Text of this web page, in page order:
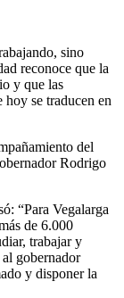
sino
reconoce que la
y que las
hoy se traducen en
del
Rodrigo
“Para Vegalarga
de 6.000
trabajar y
gobernador
y disponer la